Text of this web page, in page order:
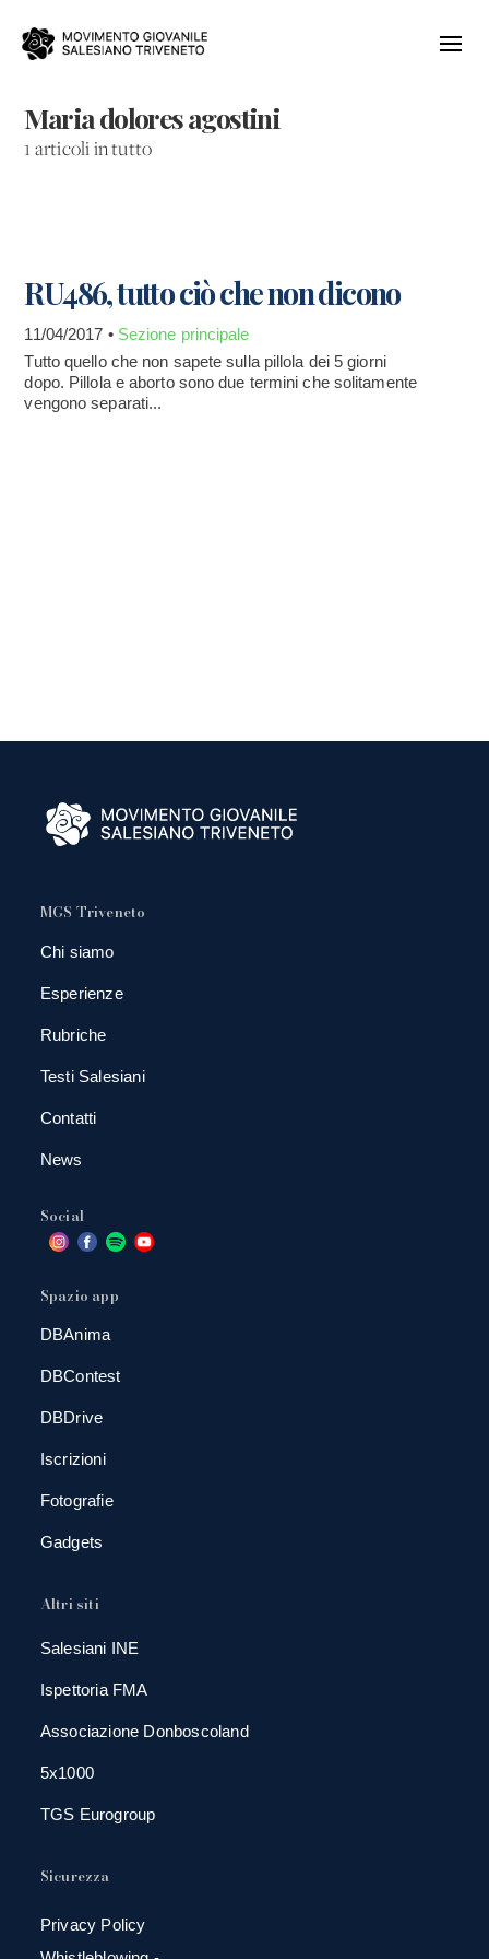
Maria dolores agostini
1 articoli in tutto
RU486, tutto ciò che non dicono
11/04/2017 • Sezione principale
Tutto quello che non sapete sulla pillola dei 5 giorni
dopo. Pillola e aborto sono due termini che solitamente
vengono separati...
MGS Triveneto
Chi siamo
Esperienze
Rubriche
Testi Salesiani
Contatti
News
Social
Spazio app
DBAnima
DBContest
DBDrive
Iscrizioni
Fotografie
Gadgets
Altri siti
Salesiani INE
Ispettoria FMA
Associazione Donboscoland
5x1000
TGS Eurogroup
Sicurezza
Privacy Policy